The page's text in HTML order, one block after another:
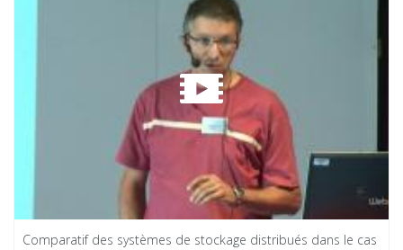
Comparatif des systèmes de stockage distribués dans le cas